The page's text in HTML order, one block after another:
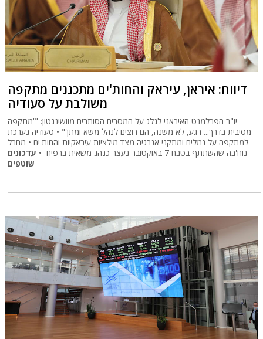
דיווח: איראן, עיראק והחות'ים מתכננים מתקפה
משולבת על סעודיה
יו"ר הפרלמנט האיראני לגלג על המסרים הסותרים מוושינגטון: "'מתקפה
מסיבית בדרך... רגע, לא משנה, הם רוצים לנהל משא ומתן'" • סעודיה נערכת
למתקפה על נמלים ומתקני אנרגיה מצד מילציות עיראקיות והחות'ים • מחבל
נוח'בה שהשתתף בטבח 7 באוקטובר נעצר כנהג משאית ברפיח •
עדכונים
שוטפים